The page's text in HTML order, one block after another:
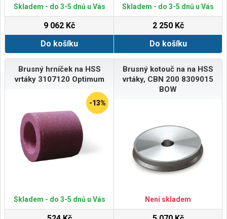
Skladem - do 3-5 dnů u Vás
9 062 Kč
Do košíku
Skladem - do 3-5 dnů u Vás
2 250 Kč
Do košíku
Brusný hrníček na HSS
vrtáky 3107120 Optimum
-13%
Skladem - do 3-5 dnů u Vás
Brusný kotouč na na HSS
vrtáky, CBN 200 8309015
BOW
Není skladem